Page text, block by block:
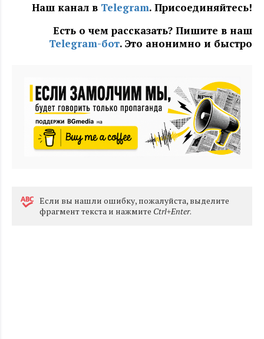
Наш канал в Telegram. Присоединяйтесь!
Есть о чем рассказать? Пишите в наш
Telegram-бот. Это анонимно и быстро
Eсли вы нашли ошибку, пожалуйста, выделите
фрагмент текста и нажмите Ctrl+Enter.